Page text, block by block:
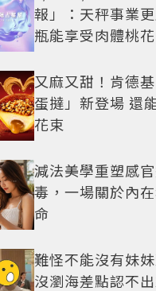
報」：天秤事業
瓶能享受肉體桃
又麻又甜！肯德
蛋撻」新登場 還
花束
減法美學重塑感
毒，一場關於內
命
難怪不能沒有妹
沒瀏海差點認不